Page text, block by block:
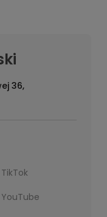
36,
TikTok
YouTube